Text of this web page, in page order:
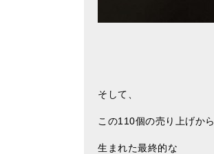
そして、
この110個の売り上げから
生まれた最終的な